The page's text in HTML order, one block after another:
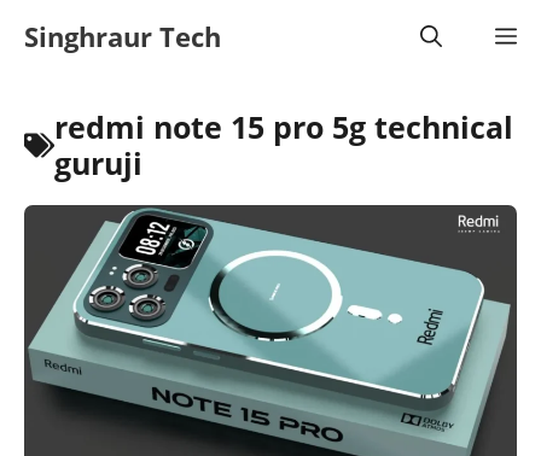
Singhraur Tech
redmi note 15 pro 5g technical
guruji